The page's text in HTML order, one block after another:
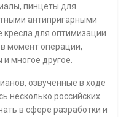
пинцеты для
антипригарными
для оптимизации
момент операции,
многое другое.
озвученные в ходе
несколько российских
в сфере разработки и